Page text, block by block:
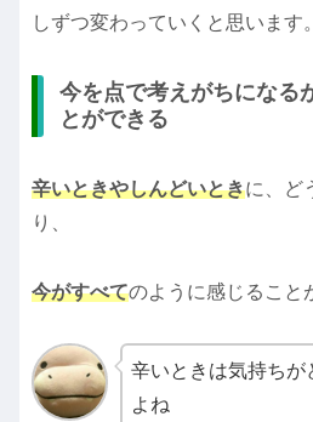
しずつ変わっていくと思います。
今を点で考えがちになる
とができる
辛いときやしんどいときに、ど
り、
今がすべてのように感じること
辛いときは気持ちが
よね